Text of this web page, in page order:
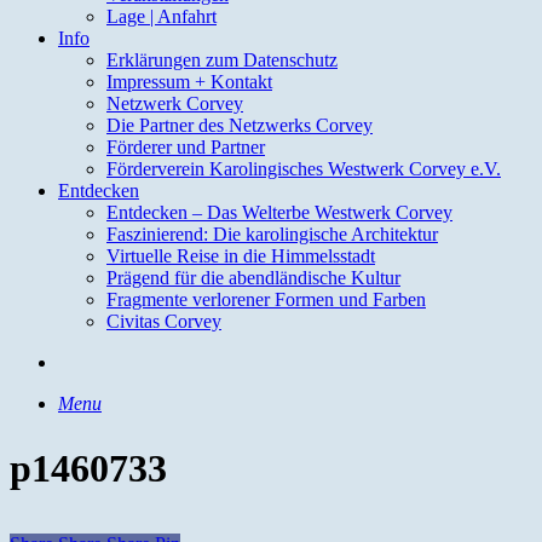
Lage | Anfahrt
Info
Erklärungen zum Datenschutz
Impressum + Kontakt
Netzwerk Corvey
Die Partner des Netzwerks Corvey
Förderer und Partner
Förderverein Karolingisches Westwerk Corvey e.V.
Entdecken
Entdecken – Das Welterbe Westwerk Corvey
Faszinierend: Die karolingische Architektur
Virtuelle Reise in die Himmelsstadt
Prägend für die abendländische Kultur
Fragmente verlorener Formen und Farben
Civitas Corvey
Menu
p1460733